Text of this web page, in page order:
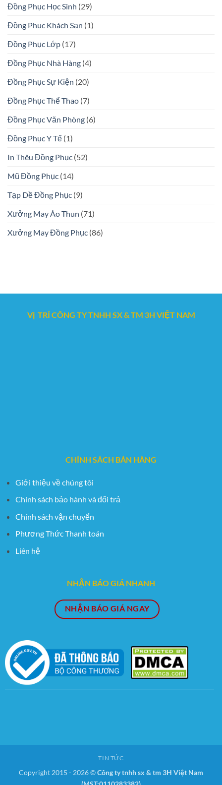
Đồng Phục Học Sinh (29)
Đồng Phục Khách Sạn (1)
Đồng Phục Lớp (17)
Đồng Phục Nhà Hàng (4)
Đồng Phục Sự Kiện (20)
Đồng Phục Thể Thao (7)
Đồng Phục Văn Phòng (6)
Đồng Phục Y Tế (1)
In Thêu Đồng Phục (52)
Mũ Đồng Phục (14)
Tạp Dề Đồng Phục (9)
Xưởng May Áo Thun (71)
Xưởng May Đồng Phục (86)
Vị TRÍ CÔNG TY TNHH SX & TM 3H VIỆT NAM
CHÍNH SÁCH BÁN HÀNG
Giới thiệu về chúng tôi
Chính sách bảo hành và đổi trả
Chính sách vận chuyển
Phương Thức Thanh toán
Liên hệ
NHẬN BÁO GIÁ NHANH
NHẬN BÁO GIÁ NGAY
TIN TỨC
Copyright 2015 - 2026 ©Công ty tnhh sx & tm 3H Việt Nam